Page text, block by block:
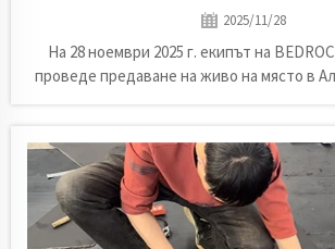
2025/11/28
На 28 ноември 2025 г. екипът на
проведе предаване на живо на място в
Демонстрацията акцентира върху
решения за конвейерни системи,
поддръжка и възможностите за
техническия екип, предоставяйки на
оперативна гаранция.